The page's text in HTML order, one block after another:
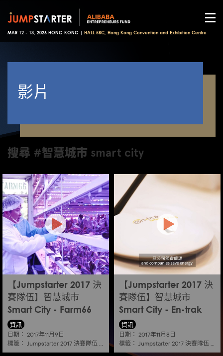
MAR 12 - 13, 2026 HONG KONG | HALL 5BC, Hong Kong Convention and Exhibition Centre
影片
搜尋 #智慧城市 smart city
【Jumpstarter 2017 決
賽隊伍】智慧城市
Smart City - Farm66
資訊
日期： 2017年11月9日
標籤： Jumpstarter 2017 決賽隊伍 智慧城市 smart city
【Jumpstarter 2017 決
賽隊伍】智慧城市
Smart City - En-trak
資訊
日期： 2017年11月8日
標籤： Jumpstarter 2017 決賽隊伍